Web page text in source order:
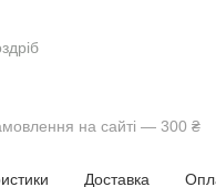
на сайті — 300 ₴
Доставка